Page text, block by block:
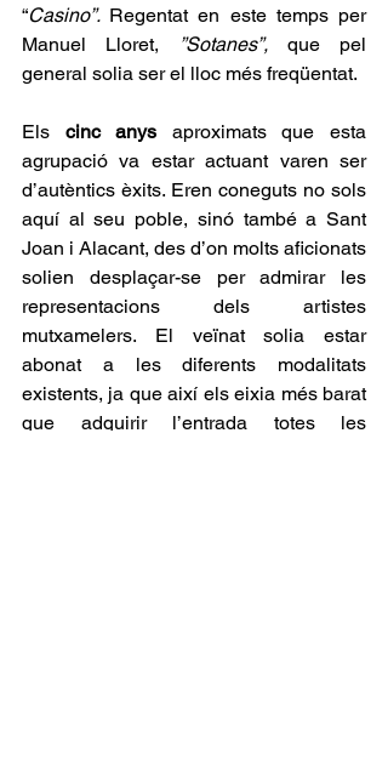
“Casino”. Regentat en este temps per
Manuel Lloret,
”Sotanes”, que pel
general solia ser el lloc més freqüentat.
Els cinc anys aproximats que esta
agrupació va estar actuant varen ser
d’autèntics èxits. Eren coneguts no sols
aquí al seu poble, sinó també a Sant
Joan i Alacant, des d’on molts aficionats
solien desplaçar-se per admirar les
representacions dels artistes
mutxamelers. El veïnat solia estar
abonat a les diferents modalitats
existents, ja que així els eixia més barat
que adquirir l’entrada totes les